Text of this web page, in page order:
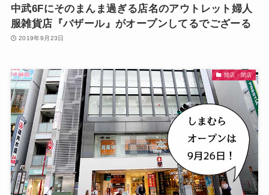
中武6Fにそのまんま過ぎる店名のアウトレット婦人
服雑貨店『バザール』がオープンしてるでござーる
2019年9月23日
開店・閉店